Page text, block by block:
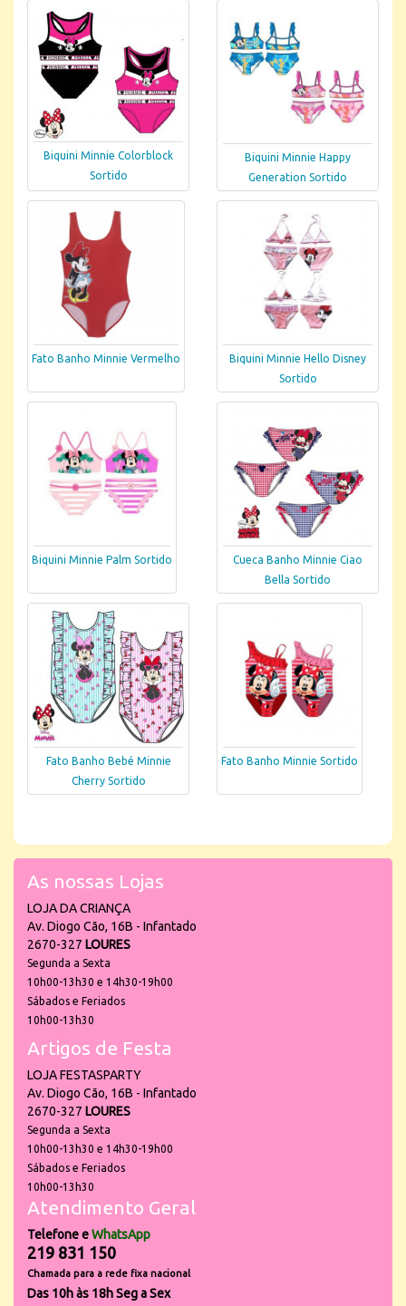
Biquini Minnie Colorblock
Sortido
Biquini Minnie Happy
Generation Sortido
Fato Banho Minnie Vermelho
Biquini Minnie Hello Disney
Sortido
Biquini Minnie Palm Sortido
Cueca Banho Minnie Ciao
Bella Sortido
Fato Banho Bebé Minnie
Cherry Sortido
Fato Banho Minnie Sortido
As nossas Lojas
LOJA DA CRIANÇA
Av. Diogo Cão, 16B - Infantado
2670-327 LOURES
Segunda a Sexta
10h00-13h30 e 14h30-19h00
Sábados e Feriados
10h00-13h30
Artigos de Festa
LOJA FESTASPARTY
Av. Diogo Cão, 16B - Infantado
2670-327 LOURES
Segunda a Sexta
10h00-13h30 e 14h30-19h00
Sábados e Feriados
10h00-13h30
Atendimento Geral
Telefone eWhatsApp
219 831 150
Chamada para a rede fixa nacional
Das 10h às 18h Seg a Sex